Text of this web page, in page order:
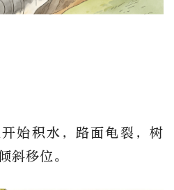
始积水，路面龟裂，树
斜移位。